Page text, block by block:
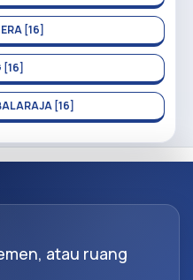
[16]
[16]
[16]
atau ruang